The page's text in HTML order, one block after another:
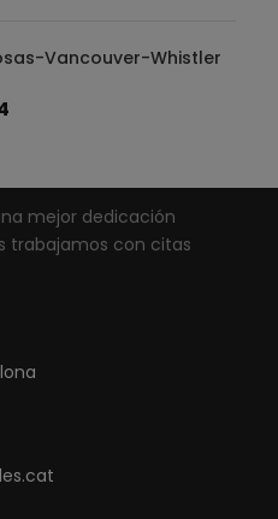
Vancouver-Whistler
mejor dedicación
trabajamos con citas